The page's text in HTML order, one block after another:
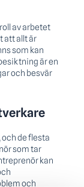
av arbetet
att allt är
som kan
är en
och besvär
de flesta
som tar
kan
och